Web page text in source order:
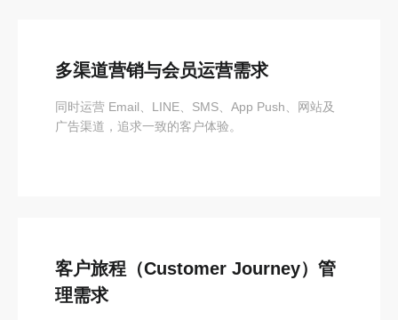
多渠道营销与会员运营需求
同时运营 Email、LINE、SMS、App Push、网站及
广告渠道，追求一致的客户体验。
客户旅程（Customer Journey）管
理需求